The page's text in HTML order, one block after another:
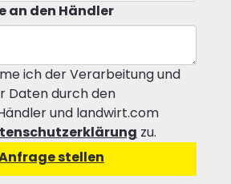
an den Händler
ich der Verarbeitung und
Daten durch den
und landwirt.com
zu.